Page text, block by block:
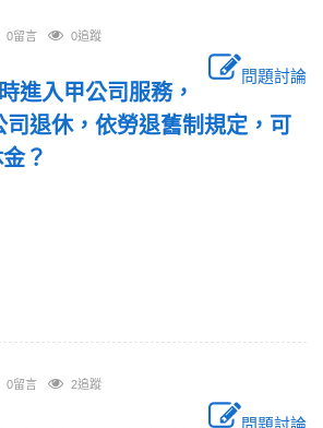
0留言 0追蹤
問題討論
進入甲公司服務，
退休，依勞退舊制規定，可
？
0留言 2追蹤
問題討論